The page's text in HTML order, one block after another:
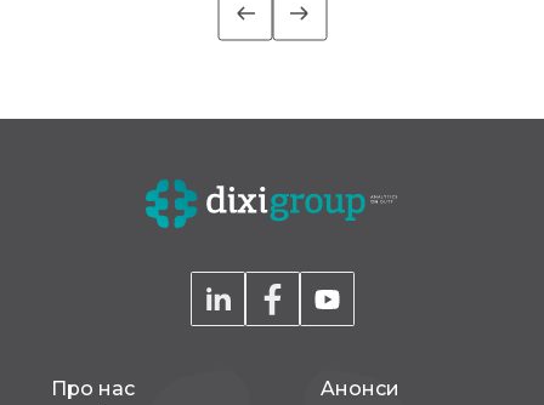
Про нас
Aнонси